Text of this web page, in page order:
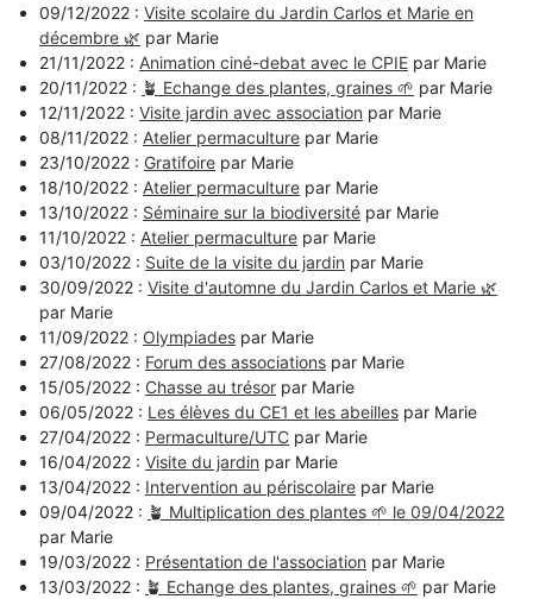
09/12/2022 : Visite scolaire du Jardin Carlos et Marie en
décembre 🌿 par Marie
21/11/2022 : Animation ciné-debat avec le CPIE par Marie
20/11/2022 : 🪴 Echange des plantes, graines 🌱 par Marie
12/11/2022 : Visite jardin avec association par Marie
08/11/2022 : Atelier permaculture par Marie
23/10/2022 : Gratifoire par Marie
18/10/2022 : Atelier permaculture par Marie
13/10/2022 : Séminaire sur la biodiversité par Marie
11/10/2022 : Atelier permaculture par Marie
03/10/2022 : Suite de la visite du jardin par Marie
30/09/2022 : Visite d'automne du Jardin Carlos et Marie 🌿
par Marie
11/09/2022 : Olympiades par Marie
27/08/2022 : Forum des associations par Marie
15/05/2022 : Chasse au trésor par Marie
06/05/2022 : Les élèves du CE1 et les abeilles par Marie
27/04/2022 : Permaculture/UTC par Marie
16/04/2022 : Visite du jardin par Marie
13/04/2022 : Intervention au périscolaire par Marie
09/04/2022 : 🪴 Multiplication des plantes 🌱 le 09/04/2022
par Marie
19/03/2022 : Présentation de l'association par Marie
13/03/2022 : 🪴 Echange des plantes, graines 🌱 par Marie